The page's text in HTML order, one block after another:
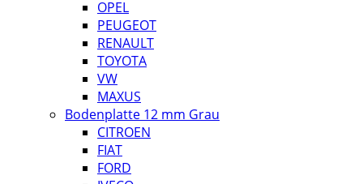
OPEL
PEUGEOT
RENAULT
TOYOTA
VW
MAXUS
Bodenplatte 12 mm Grau
CITROEN
FIAT
FORD